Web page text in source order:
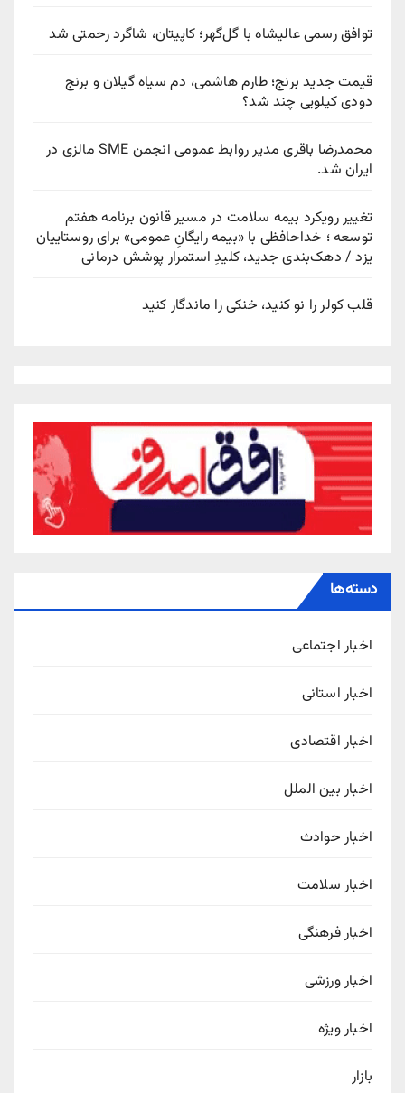
توافق رسمی عالیشاه با گل‌گهر؛ کاپیتان، شاگرد رحمتی شد
قیمت جدید برنج؛ طارم هاشمی، دم سیاه گیلان و برنج
دودی کیلویی چند شد؟
محمدرضا باقری مدیر روابط عمومی انجمن SME مالزی در
ایران شد.
تغییر رویکرد بیمه سلامت در مسیر قانون برنامه هفتم
توسعه ؛ خداحافظی با «بیمه رایگانِ عمومی» برای روستاییان
یزد / دهک‌بندی جدید، کلیدِ استمرار پوشش درمانی
قلب کولر را نو کنید، خنکی را ماندگار کنید
دسته‌ها
اخبار اجتماعی
اخبار استانی
اخبار اقتصادی
اخبار بین الملل
اخبار حوادث
اخبار سلامت
اخبار فرهنگی
اخبار ورزشی
اخبار ویژه
بازار